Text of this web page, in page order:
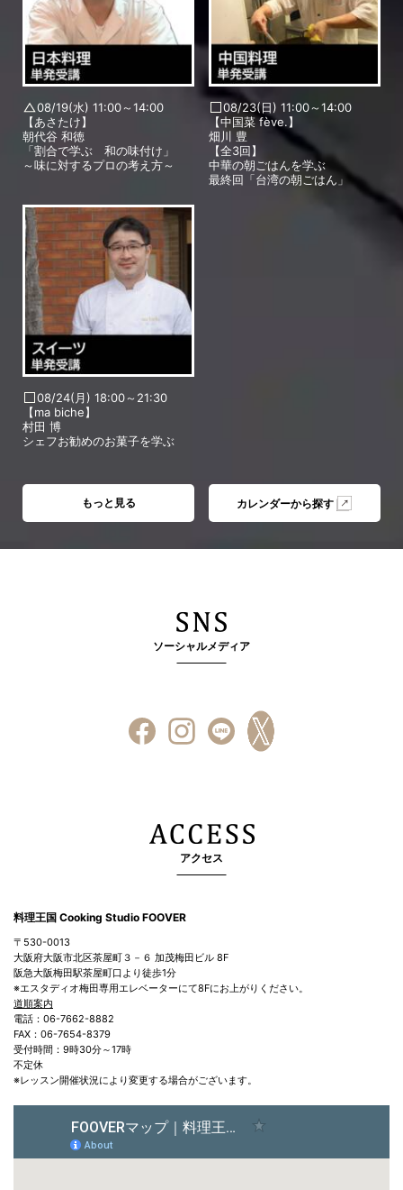
08/19(水) 11:00～14:00
【あさたけ】
朝代谷 和徳
「割合で学ぶ 和の味付け」
～味に対するプロの考え方～
08/23(日) 11:00～14:00
【中国菜 fève.】
畑川 豊
【全3回】
中華の朝ごはんを学ぶ
最終回「台湾の朝ごはん」
08/24(月) 18:00～21:30
【ma biche】
村田 博
シェフお勧めのお菓子を学ぶ
もっと見る カレンダーから探す
ソーシャルメディア
アクセス
料理王国 Cooking Studio FOOVER
〒530-0013
大阪府大阪市北区茶屋町３－６ 加茂梅田ビル 8F
阪急大阪梅田駅茶屋町口より徒歩1分
※エスタディオ梅田専用エレベーターにて8Fにお上がりください。
道順案内
電話：06-7662-8882
FAX：06-7654-8379
受付時間：9時30分～17時
不定休
※レッスン開催状況により変更する場合がございます。